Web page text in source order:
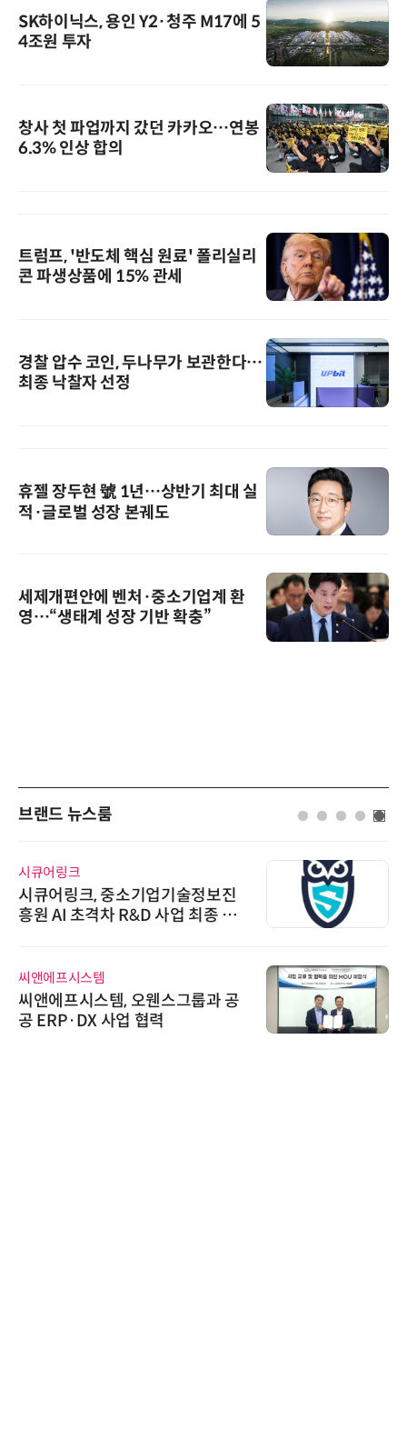
SK하이닉스, 용인 Y2·청주 M17에 5
4조원 투자
창사 첫 파업까지 갔던 카카오…연봉
6.3% 인상 합의
트럼프, '반도체 핵심 원료' 폴리실리
콘 파생상품에 15% 관세
경찰 압수 코인, 두나무가 보관한다…
최종 낙찰자 선정
휴젤 장두현 號 1년…상반기 최대 실
적·글로벌 성장 본궤도
세제개편안에 벤처·중소기업계 환
영…“생태계 성장 기반 확충”
브랜드 뉴스룸
시큐어링크
시큐어링크, 중소기업기술정보진
흥원 AI 초격차 R&D 사업 최종 선
씨앤에프시스템
씨앤에프시스템, 오웬스그룹과 공
공 ERP·DX 사업 협력